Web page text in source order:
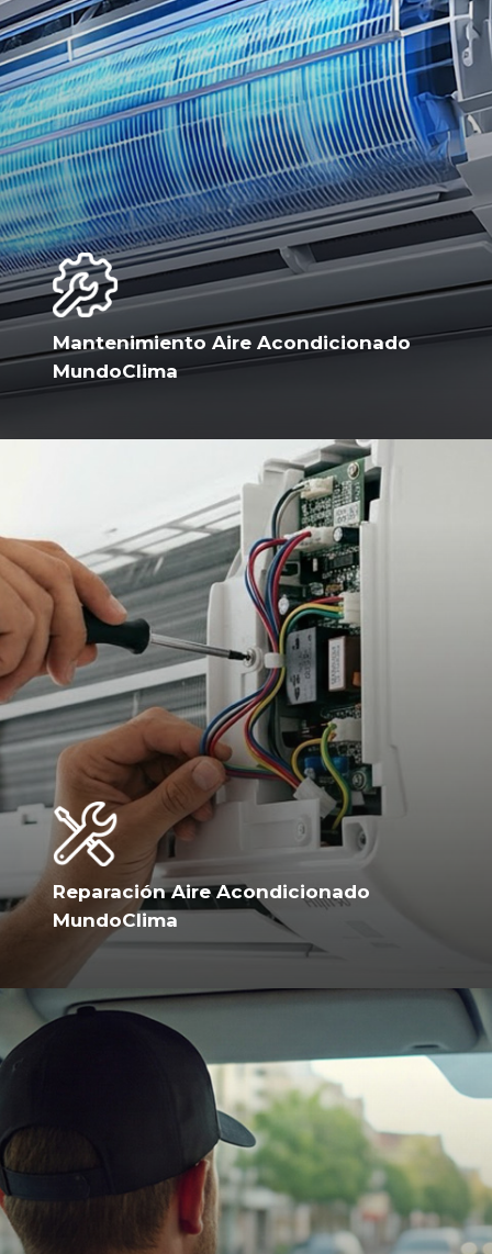
Mantenimiento Aire Acondicionado
MundoClima
Reparación Aire Acondicionado
MundoClima